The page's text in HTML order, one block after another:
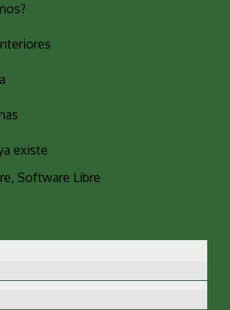
existe
Software Libre